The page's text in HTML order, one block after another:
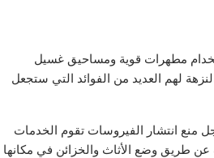
مطهرات قوية ومساحيق غسيل
لهم العديد من الفوائد التي ستجعل
منع انتشار الفيروسات تقوم الخدمات
طريق وضع الأثاث والخزائن في مكانها